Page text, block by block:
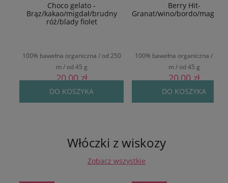
Choco gelato -
Brąz/kakao/migdał/brudny
róż/blady fiolet
100% bawełna organiczna / od 250
m / od 45 g
20,00 zł
DO KOSZYKA
Berry Hit-
Granat/wino/bordo/
100% bawełna organiczna / od
m / od 45 g
20,00 zł
DO KOSZYKA
Włóczki z wiskozy
Zobacz wszystkie